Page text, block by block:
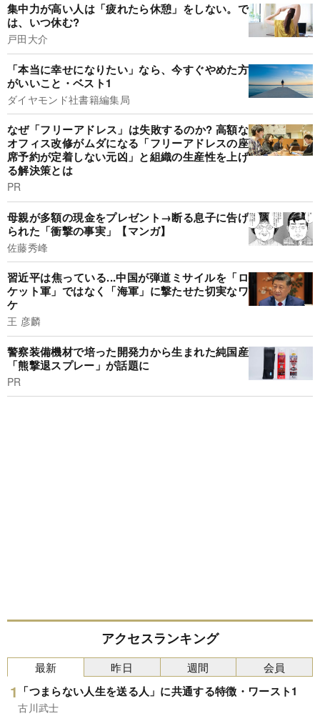
集中力が高い人は「疲れたら休憩」をしない。で
は、いつ休む?
戸田大介
「本当に幸せになりたい」なら、今すぐやめた方
がいいこと・ベスト1
ダイヤモンド社書籍編集局
なぜ「フリーアドレス」は失敗するのか? 高額な
オフィス改修がムダになる「フリーアドレスの座
席予約が定着しない元凶」と組織の生産性を上げ
る解決策とは
PR
母親が多額の現金をプレゼント→断る息子に告げ
られた「衝撃の事実」【マンガ】
佐藤秀峰
習近平は焦っている...中国が弾道ミサイルを「ロ
ケット軍」ではなく「海軍」に撃たせた切実なワ
ケ
王 彦麟
警察装備機材で培った開発力から生まれた純国産
「熊撃退スプレー」が話題に
PR
アクセスランキング
最新
「つまらない人生を送る人」に共通する特徴・ワースト1
古川武士
昨日 週間 会員